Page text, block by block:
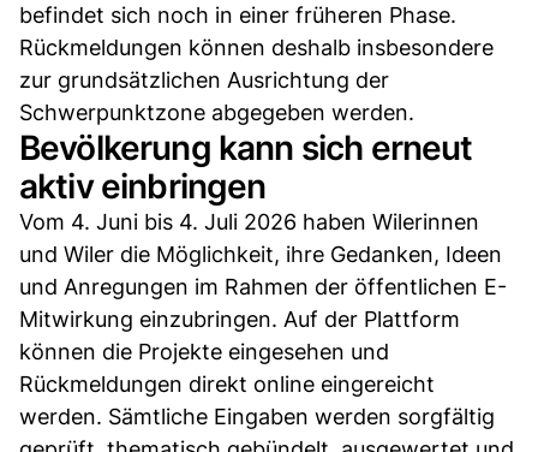
befindet sich noch in einer früheren Phase.
Rückmeldungen können deshalb insbesondere
zur grundsätzlichen Ausrichtung der
Schwerpunktzone abgegeben werden.
Bevölkerung kann sich erneut
aktiv einbringen
Vom 4. Juni bis 4. Juli 2026 haben Wilerinnen
und Wiler die Möglichkeit, ihre Gedanken, Ideen
und Anregungen im Rahmen der öffentlichen E-
Mitwirkung einzubringen. Auf der Plattform
können die Projekte eingesehen und
Rückmeldungen direkt online eingereicht
werden. Sämtliche Eingaben werden sorgfältig